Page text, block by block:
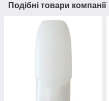
Подібні товари компанії